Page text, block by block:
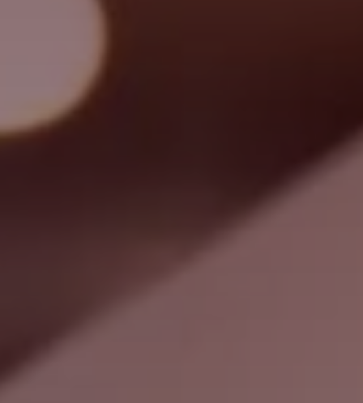
Zoeken